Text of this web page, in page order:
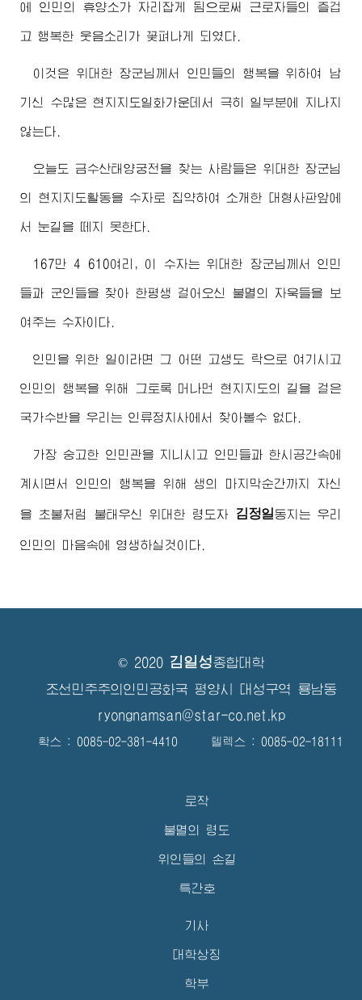
에 인민의 휴양소가 자리잡게 됨으로써 근로자들의 즐겁
고 행복한 웃음소리가 꽃펴나게 되였다.
이것은 위대한 장군님께서 인민들의 행복을 위하여 남
기신 수많은 현지지도일화가운데서 극히 일부분에 지나지
않는다.
오늘도 금수산태양궁전을 찾는 사람들은 위대한 장군님
의 현지지도활동을 수자로 집약하여 소개한 대형사판앞에
서 눈길을 떼지 못한다.
167만 4 610여리, 이 수자는위대한 장군님께서 인민
들과 군인들을 찾아 한평생 걸어오신 불멸의 자욱들을 보
여주는 수자이다.
인민을 위한 일이라면 그 어떤 고생도 락으로 여기시고
인민의 행복을 위해 그토록 머나먼 현지지도의 길을 걸은
국가수반을 우리는 인류정치사에서 찾아볼수 없다.
가장 숭고한 인민관을 지니시고 인민들과 한시공간속에
계시면서 인민의 행복을 위해 생의 마지막순간까지 자신
을 초불처럼 불태우신 위대한 령도자 김정일동지 는 우리
인민의 마음속에 영생하실것이다.
© 2020 김일성종합대학
조선민주주의인민공화국 평양시 대성구역 룡남동
ryongnamsan@star-co.net.kp
확스 : 0085-02-381-4410 텔렉스 : 0085-02-18111
로작
불멸의 령도
위인들의 손길
특간호
기사
대학상징
학부